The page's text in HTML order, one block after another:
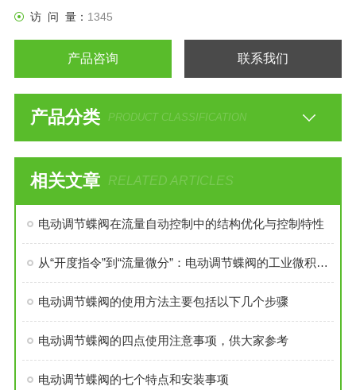
访 问 量： 1345
产品咨询 联系我们
产品分类 PRODUCT CLASSIFICATION
相关文章 RELATED ARTICLES
电动调节蝶阀在流量自动控制中的结构优化与控制特性
从“开度指令”到“流量微分”：电动调节蝶阀的工业微积分革命
电动调节蝶阀的使用方法主要包括以下几个步骤
电动调节蝶阀的四点使用注意事项，供大家参考
电动调节蝶阀的七个特点和安装事项